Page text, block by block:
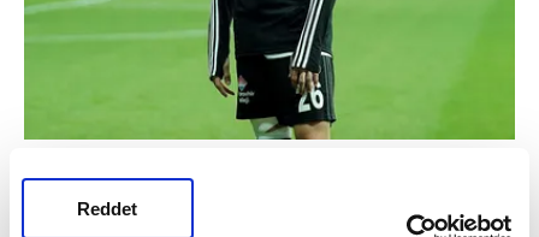
Reddet
LINNES'E KARŞILIK DORUKHAN!
Milliyet'in haberine göre, Cimbom gözden